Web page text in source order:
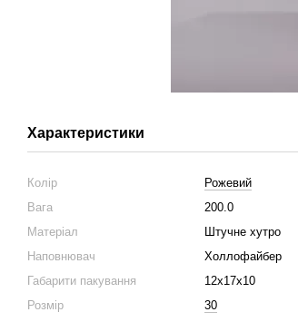
Характеристики
Колір
Рожевий
Вага
200.0
Матеріал
Штучне хутро
Наповнювач
Холлофайбер
Габарити пакування
12х17х10
Розмір
30